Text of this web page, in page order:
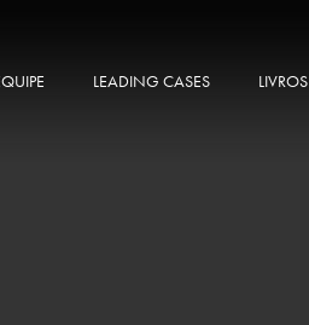
LEADING CASES LIVROS